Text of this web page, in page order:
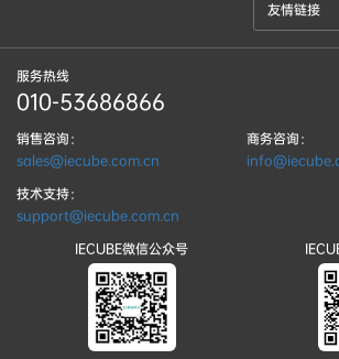
友情链接
服务热线
010-53686866
销售咨询：
sales@iecube.com.cn
商务咨询：
技术支持：
support@iecube.com.cn
IECUBE微信公众号